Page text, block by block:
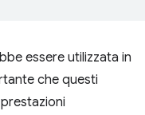
essere utilizzata in
che questi